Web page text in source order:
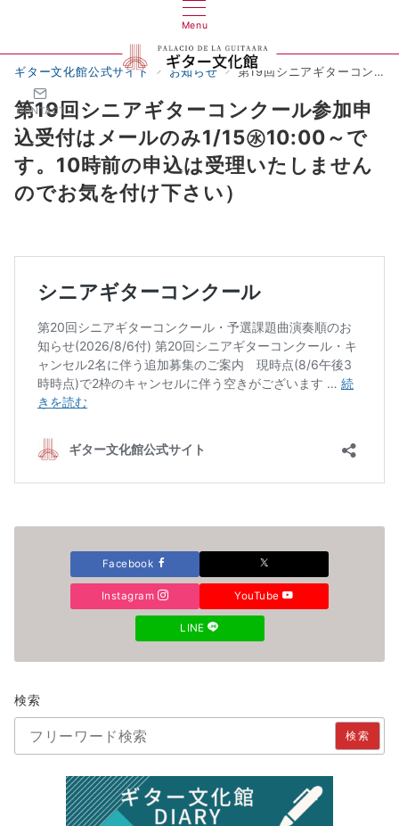
Menu
CONTACT
ギター文化館公式サイト お知らせ 第19回シニアギターコンクール参加申込受付はメールのみ1/15㊌10:00～です。10時前の申込は受理いたしませんのでお気を付け下さい）
第19回シニアギターコンクール参加申
込受付はメールのみ1/15㊌10:00～で
す。10時前の申込は受理いたしません
のでお気を付け下さい）
Facebook
Instagram YouTube
LINE
検索
検索